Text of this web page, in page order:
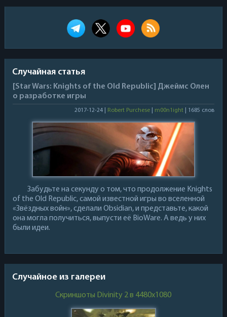
Случайная статья
[Star Wars: Knights of the Old Republic] Джеймс Олен
о разработке игры
2017-12-24 | Robert Purchese m00n1ight | 1685 слов
Забудьте на секунду о том, что продолжение Knights
of the Old Republic, самой известной игры во вселенной
«Звёздных войн», сделали Obsidian, и представьте, какой
она могла получиться, выпусти её BioWare. А ведь у них
были идеи.
Случайное из галереи
Скриншоты Divinity 2 в 4480х1080